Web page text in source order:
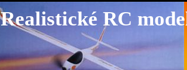
Realistické RC